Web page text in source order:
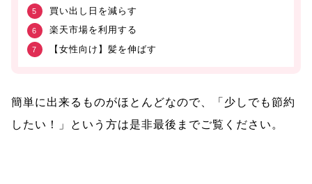
買い出し日を減らす
楽天市場を利用する
【女性向け】髪を伸ばす
簡単に出来るものがほとんどなので、「少しでも節約
したい！」という方は是非最後までご覧ください。